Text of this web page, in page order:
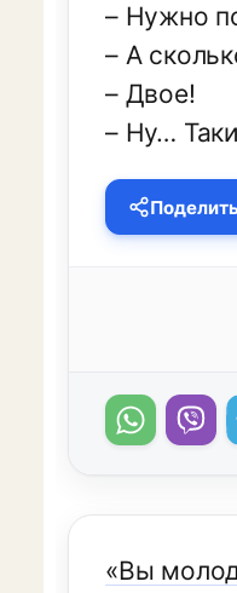
– Нужно
– А
– Двое!
– Ну…
«Вы